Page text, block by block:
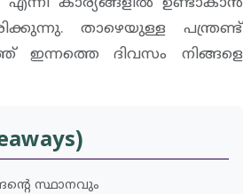
താഴെയുള്ള പന്ത്രണ്ട്
ഇന്നത്തെ ദിവസം നിങ്ങളെ
സ്ഥാനവും